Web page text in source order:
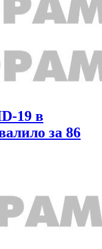
19 в
за 86